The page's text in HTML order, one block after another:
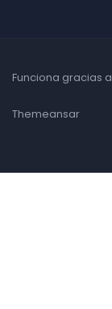
Funciona gracias
Themeansar